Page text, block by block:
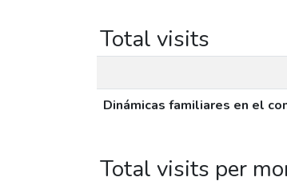
Total visits
Dinámicas familiares en el
Total visits per